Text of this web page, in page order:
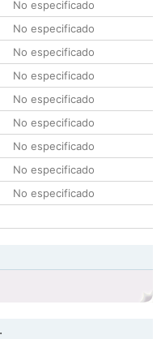
No especificado
No especificado
No especificado
No especificado
No especificado
No especificado
No especificado
No especificado
No especificado